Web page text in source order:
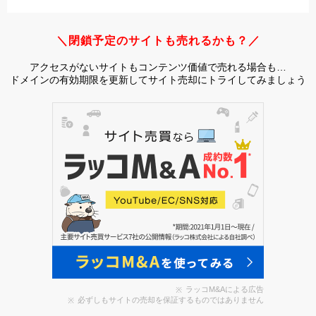
＼閉鎖予定のサイトも売れるかも？／
アクセスがないサイトもコンテンツ価値で売れる場合も…
ドメインの有効期限を更新してサイト売却にトライしてみましょう
ラッコM&Aによる広告
必ずしもサイトの売却を保証するものではありません